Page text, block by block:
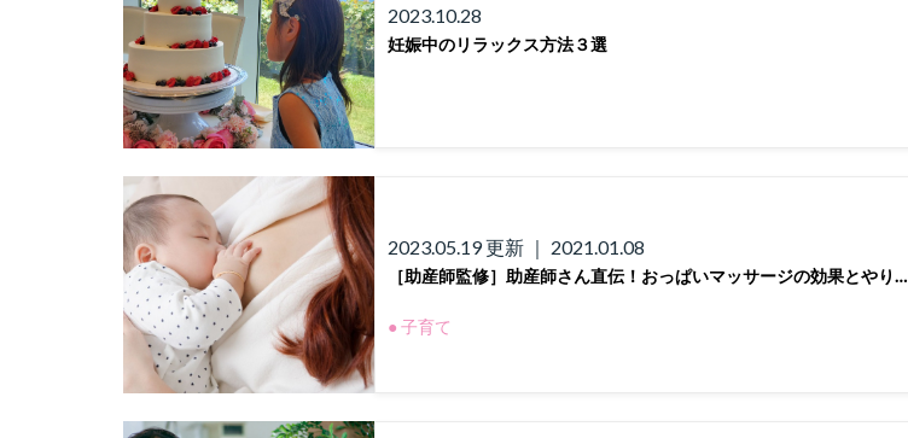
2023.10.28
妊娠中のリラックス方法３選
2023.05.19 更新 ｜ 2021.01.08
［助産師監修］助産師さん直伝！おっぱいマッサージの効果とやり…
● 子育て